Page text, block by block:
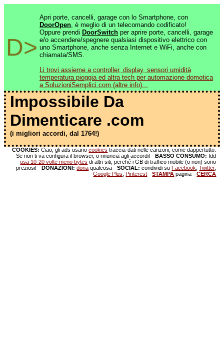
D>
Apri porte, cancelli, garage con lo Smartphone, con
DoorOpen, è meglio di un telecomando codificato!
Oppure prendi DoorSwitch per aprire porte, cancelli, garage
e/o accendere/spegnere qualsiasi dispositivo elettrico con
uno Smartphone, anche senza Internet e WiFi, anche con
chiamata/SMS.
Li trovi assieme a controller, display, sensori umidità
temperatura pioggia ed altra tech per automazione domotica
a SoluzioniSemplici.com (altre info)...
Impossibile Da
Dimenticare .com
(i migliori accordi, dal 1764!)
COOKIES: Ciao, gli ads usanocookies traccia-dati nelle canzoni, come dappertutto.
Se non ti va configura il browser, o rinuncia agli accordi! -BASSO CONSUMO: Idd
usa 10-20 volte meno bytes di altri siti, perché i GB di traffico mobile (o non) sono
preziosi! -DONAZIONI: dona qualcosa -SOCIAL: condividi suFacebook ,Twitter,
Google Plus ,Pinterest -STAMPA pagina -CERCA